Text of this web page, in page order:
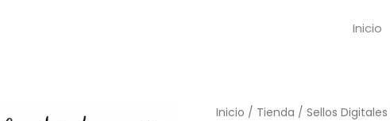
Inicio
Inicio / Tienda / Sellos Digitales